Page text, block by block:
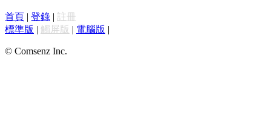
首頁 | 登錄 | 註冊
標準版 | 觸屏版 | 電腦版 |
© Comsenz Inc.